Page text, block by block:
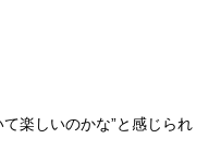
楽しいのかな”と感じられ